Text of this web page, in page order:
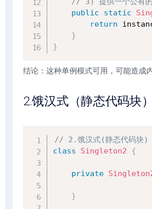
public
static
return
}
}
结论：这种单例模式可用，可能造成
2.饿汉式（静态代码块）
// 2.饿汉式(静态代码块)
class
Singleton2 {
private
}